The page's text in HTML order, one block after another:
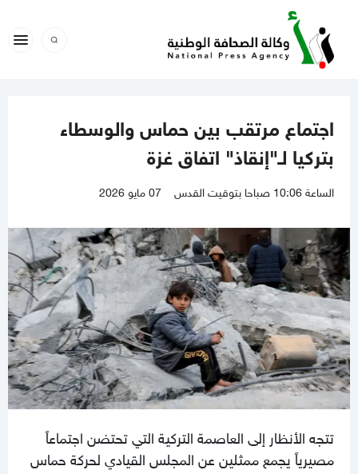
اجتماع مرتقب بين حماس والوسطاء
بتركيا لـ"إنقاذ" اتفاق غزة
الساعة 10:06 صباحا بتوقيت القدس 07 مايو 2026
تتجه الأنظار إلى العاصمة التركية التي تحتضن اجتماعاً
مصيرياً يجمع ممثلين عن المجلس القيادي لحركة حماس